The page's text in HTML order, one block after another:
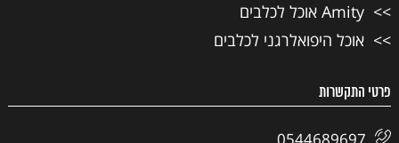
Amity אוכל לכלבים
אוכל היפואלרגני לכלבים
פרטי התקשרות